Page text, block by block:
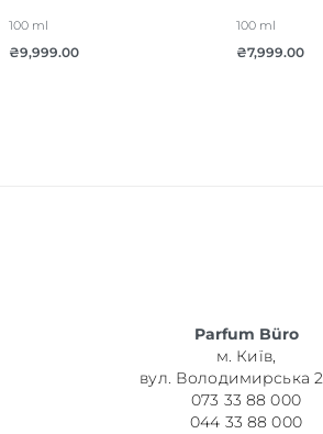
100 ml
₴9,999.00
100 ml
₴7,999.00
Parfum Büro
м. Київ,
вул. Володимирська
073 33 88 000
044 33 88 000